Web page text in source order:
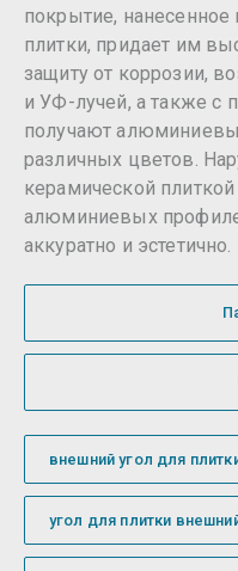
покрытие,
плитки, придает им
защиту от коррозии,
и УФ-лучей, а также с
получают
различных цветов.
керамической
алюминиевых
аккуратно и эстетично.
внешний угол для
угол для плитки